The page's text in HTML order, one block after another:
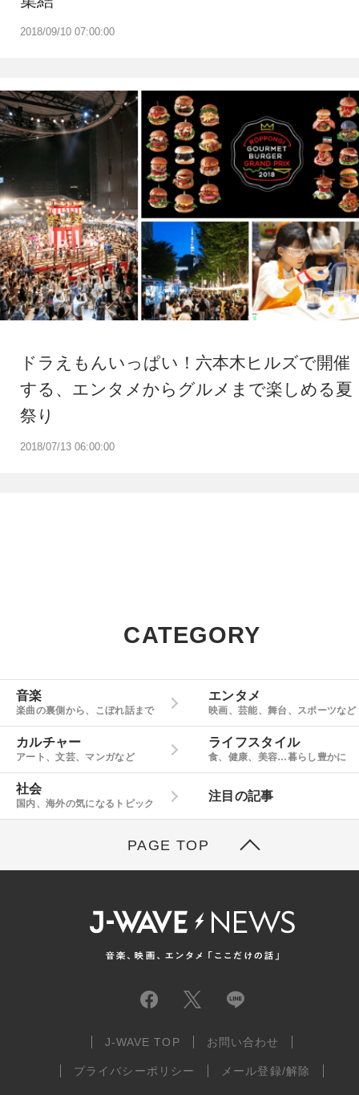
2018/09/10 07:00:00
2018/07/13 06:00:00
ドラえもんいっぱい！六本木ヒルズで開催
する、エンタメからグルメまで楽しめる夏
祭り
CATEGORY
音楽
楽曲の裏側から、こぼれ話まで
エンタメ
映画、芸能、舞台、スポーツなど
カルチャー
アート、文芸、マンガなど
ライフスタイル
食、健康、美容…暮らし豊かに
社会
国内、海外の気になるトピック
注目の記事
PAGE TOP
J-WAVE TOP お問い合わせ
プライバシーポリシー メール登録/解除